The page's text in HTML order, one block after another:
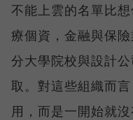
不能上雲的名單比
療個資，金融與保
分大學院校與設計
取。對這些組織而
用，而是一開始就